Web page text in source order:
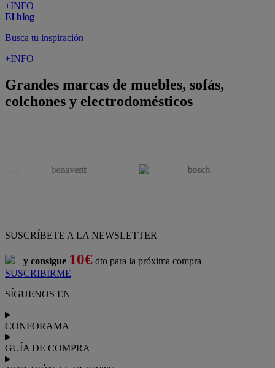
+INFO
El blog
Busca tu inspiración
+INFO
Grandes marcas de muebles, sofás,
colchones y electrodomésticos
SUSCRÍBETE A LA NEWSLETTER
y consigue 10€ dto para la próxima compra
SUSCRIBIRME
SÍGUENOS EN
CONFORAMA
GUÍA DE COMPRA